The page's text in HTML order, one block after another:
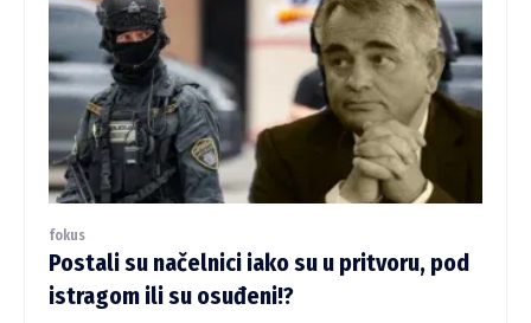
fokus
Postali su načelnici iako su u pritvoru, pod
istragom ili su osuđeni!?